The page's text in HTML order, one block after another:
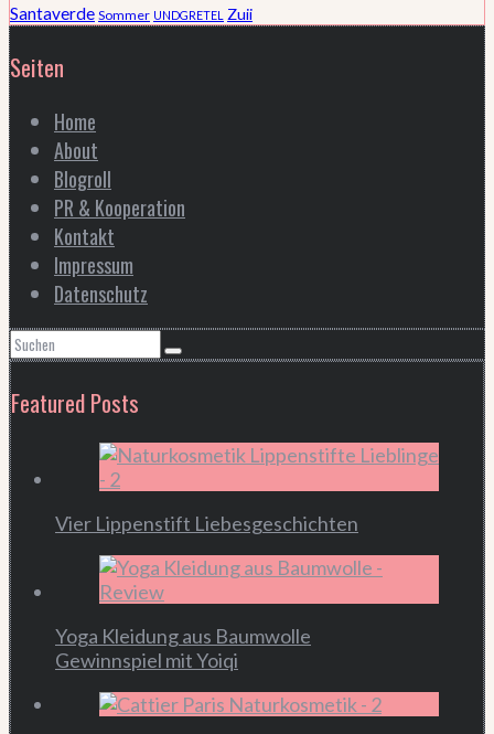
Santaverde Sommer UNDGRETEL Zuii
Seiten
Home
About
Blogroll
PR & Kooperation
Kontakt
Impressum
Datenschutz
Featured Posts
Vier Lippenstift Liebesgeschichten
Yoga Kleidung aus Baumwolle
Gewinnspiel mit Yoiqi